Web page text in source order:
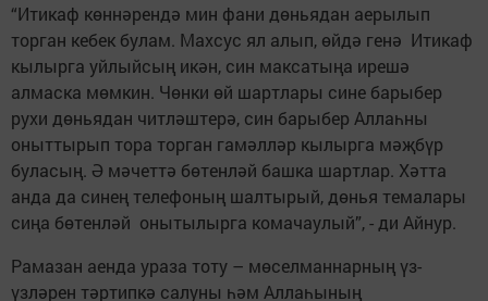
“Итикаф көннәрендә мин фани дөньядан аерылып
торган кебек булам. Махсус ял алып, өйдә генә Итикаф
кылырга уйлыйсың икән, син максатыңа ирешә
алмаска мөмкин. Чөнки өй шартлары сине барыбер
рухи дөньядан читләштерә, син барыбер Аллаһны
оныттырып тора торган гамәлләр кылырга мәҗбүр
буласың. Ә мәчеттә бөтенләй башка шартлар. Хәтта
анда да синең телефоның шалтырый, дөнья темалары
сиңа бөтенләй онытылырга комачаулый”, - ди Айнур.
Рамазан аенда ураза тоту – мөселманнарның үз-
үзләрен тәртипкә салуны һәм Аллаһының